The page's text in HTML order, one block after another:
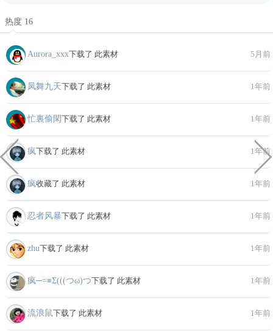
热度 16
Aurora_xxx下载了 此素材 5月前
凤舞九天下载了 此素材 1年前
忙裏偷閑下载了 此素材 1年前
疯下载了 此素材 1年前
疯收藏了 此素材 1年前
忍者风暴下载了 此素材 1年前
zhu下载了 此素材 1年前
疯─=≡Σ(((つω)つ下载了 此素材 1年前
流浪鼠下载了 此素材 1年前